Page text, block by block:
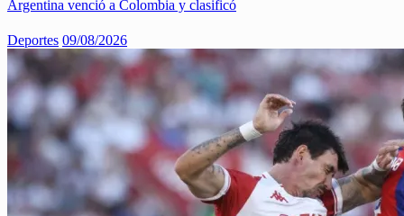
Argentina venció a Colombia y clasificó
Deportes 09/08/2026